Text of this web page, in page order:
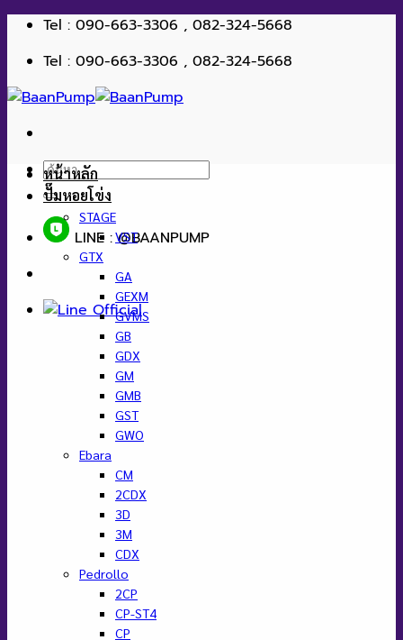
ข้าม
เนื้อหา
Tel : 090-663-3306 , 082-324-5668
Tel : 090-663-3306 , 082-324-5668
ค้นหา:
LINE : @BAANPUMP
หน้าหลัก
ปั๊มหอยโข่ง
STAGE
VST
GTX
GA
GEXM
GVMS
GB
GDX
GM
GMB
GST
GWO
Ebara
CM
2CDX
3D
3M
CDX
Pedrollo
2CP
CP-ST4
CP